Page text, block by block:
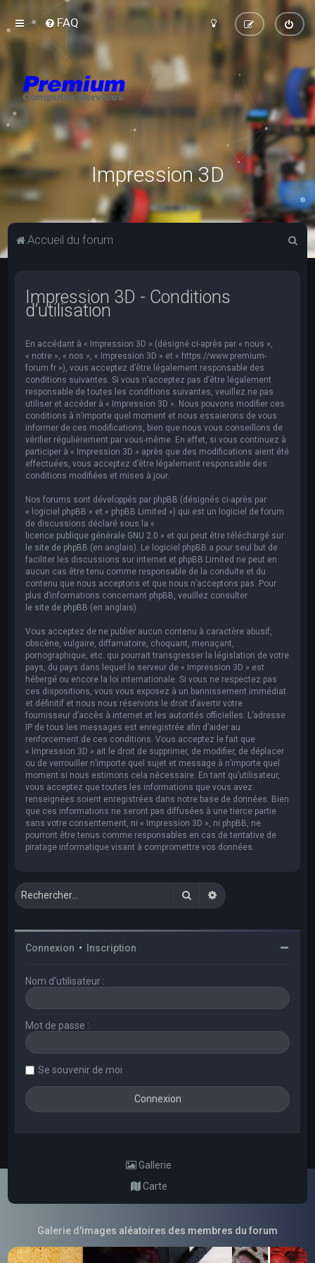
FAQ
Impression 3D
Accueil du forum
Impression 3D - Conditions
d’utilisation
En accédant à « Impression 3D » (désigné ci-après par « nous »,
« notre », « nos », « Impression 3D » et « https://www.premium-
forum.fr »), vous acceptez d’être légalement responsable des
conditions suivantes. Si vous n’acceptez pas d’être légalement
responsable de toutes les conditions suivantes, veuillez ne pas
utiliser et accéder à « Impression 3D ». Nous pouvons modifier ces
conditions à n’importe quel moment et nous essaierons de vous
informer de ces modifications, bien que nous vous conseillons de
vérifier régulièrement par vous-même. En effet, si vous continuez à
participer à « Impression 3D » après que des modifications aient été
effectuées, vous acceptez d’être légalement responsable des
conditions modifiées et mises à jour.
Nos forums sont développés par phpBB (désignés ci-après par
« logiciel phpBB » et « phpBB Limited ») qui est un logiciel de forum
de discussions déclaré sous la «
licence publique générale GNU 2.0 » et qui peut être téléchargé sur
le site de phpBB (en anglais). Le logiciel phpBB a pour seul but de
faciliter les discussions sur internet et phpBB Limited ne peut en
aucun cas être tenu comme responsable de la conduite et du
contenu que nous acceptons et que nous n’acceptons pas. Pour
plus d’informations concernant phpBB, veuillez consulter
le site de phpBB (en anglais).
Vous acceptez de ne publier aucun contenu à caractère abusif,
obscène, vulgaire, diffamatoire, choquant, menaçant,
pornographique, etc. qui pourrait transgresser la législation de votre
pays, du pays dans lequel le serveur de « Impression 3D » est
hébergé ou encore la loi internationale. Si vous ne respectez pas
ces dispositions, vous vous exposez à un bannissement immédiat
et définitif et nous nous réservons le droit d’avertir votre
fournisseur d’accès à internet et les autorités officielles. L’adresse
IP de tous les messages est enregistrée afin d’aider au
renforcement de ces conditions. Vous acceptez le fait que
« Impression 3D » ait le droit de supprimer, de modifier, de déplacer
ou de verrouiller n’importe quel sujet et message à n’importe quel
moment si nous estimons cela nécessaire. En tant qu’utilisateur,
vous acceptez que toutes les informations que vous avez
renseignées soient enregistrées dans notre base de données. Bien
que ces informations ne seront pas diffusées à une tierce partie
sans votre consentement, ni « Impression 3D », ni phpBB, ne
pourront être tenus comme responsables en cas de tentative de
piratage informatique visant à compromettre vos données.
RechercherRecherche avancée
Connexion • Inscription
Nom d’utilisateur :
Mot de passe :
Se souvenir de moi
Gallerie
Carte
Galerie d'images aléatoires des membres du forum